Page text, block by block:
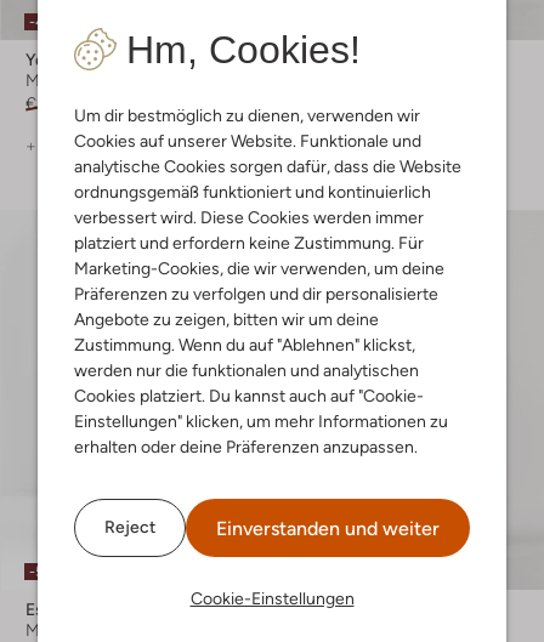
Hm, Cookies!
Um dir bestmöglich zu dienen, verwenden wir
Cookies auf unserer Website. Funktionale und
analytische Cookies sorgen dafür, dass die Website
ordnungsgemäß funktioniert und kontinuierlich
verbessert wird. Diese Cookies werden immer
platziert und erfordern keine Zustimmung. Für
Marketing-Cookies, die wir verwenden, um deine
Präferenzen zu verfolgen und dir personalisierte
Angebote zu zeigen, bitten wir um deine
Zustimmung. Wenn du auf "Ablehnen" klickst,
werden nur die funktionalen und analytischen
Cookies platziert. Du kannst auch auf "Cookie-
Einstellungen" klicken, um mehr Informationen zu
erhalten oder deine Präferenzen anzupassen.
Reject Einverstanden und weiter
Cookie-Einstellungen
-40%
Ydence
Minirock
€ 59,99
+ mehr farben
Studio Amaya
-50%
Est'seven
Midirock
Freebird